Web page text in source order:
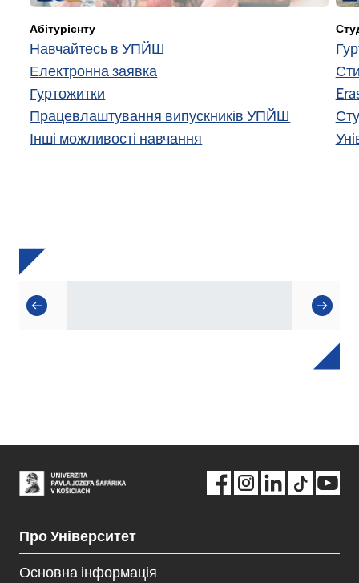
Абітурієнту
Навчайтесь в УПЙШ
Електронна заявка
Гуртожитки
Працевлаштування випускників УПЙШ
Інші можливості навчання
Про Університет
Основна інформація